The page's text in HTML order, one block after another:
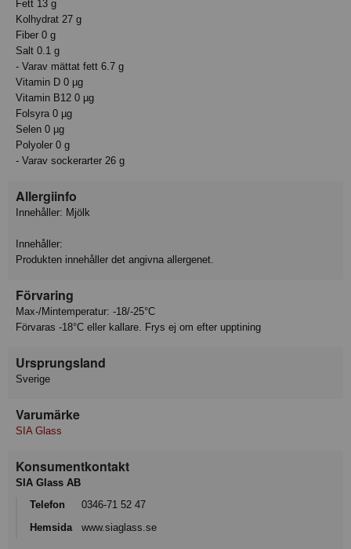
Fett 13 g
Kolhydrat 27 g
Fiber 0 g
Salt 0.1 g
- Varav mättat fett 6.7 g
Vitamin D 0 µg
Vitamin B12 0 µg
Folsyra 0 µg
Selen 0 µg
Polyoler 0 g
- Varav sockerarter 26 g
Allergiinfo
Innehåller: Mjölk
Innehåller:
Produkten innehåller det angivna allergenet.
Förvaring
Max-/Mintemperatur: -18/-25°C
Förvaras -18°C eller kallare. Frys ej om efter upptining
Ursprungsland
Sverige
Varumärke
SIA Glass
Konsumentkontakt
SIA Glass AB
Telefon
0346-71 52 47
Hemsida
www.siaglass.se